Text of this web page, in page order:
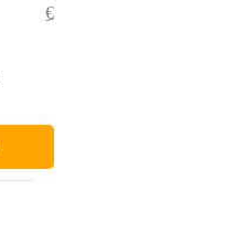
€ 61,50